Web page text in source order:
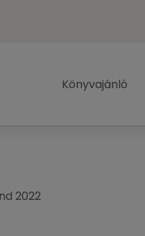
Könyvajánló
2022